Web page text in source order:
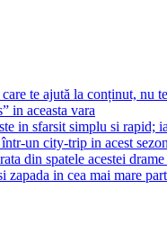
te ajută la conținut, nu
in aceasta vara
in sfarsit simplu si rapid;
un city-trip in acest sezon
din spatele acestei
in cea mai mare